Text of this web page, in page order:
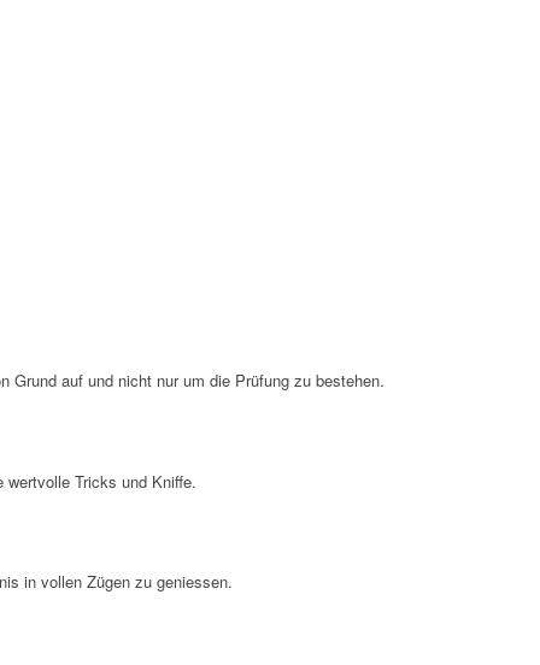
auf und nicht nur um die Prüfung zu bestehen.
Tricks und Kniffe.
in vollen Zügen zu geniessen.